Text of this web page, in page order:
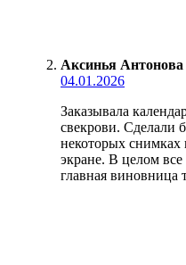
Аксинья Антонова
04.01.2026
Заказывала
свекрови. Сделали
некоторых
экране. В целом
главная виновница